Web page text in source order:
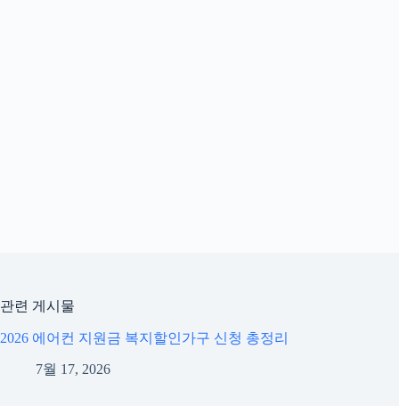
관련 게시물
2026 에어컨 지원금 복지할인가구 신청 총정리
7월 17, 2026